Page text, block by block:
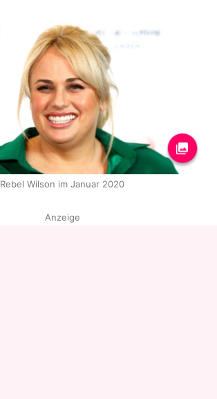
Rebel Wilson im Januar 2020
Anzeige